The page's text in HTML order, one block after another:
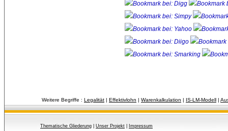
Weitere Begriffe : Legalität | Effektivlohn | Warenkalkulation | IS-LM-Modell |
Thematische Gliederung Unser Projekt
Impressum